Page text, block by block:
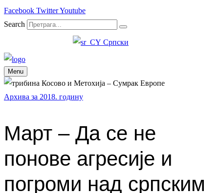
Facebook TwitterYoutube
Search
Српски
Menu
Архива за 2018. годину
Март – Да се не
понове агресије и
погроми над српским